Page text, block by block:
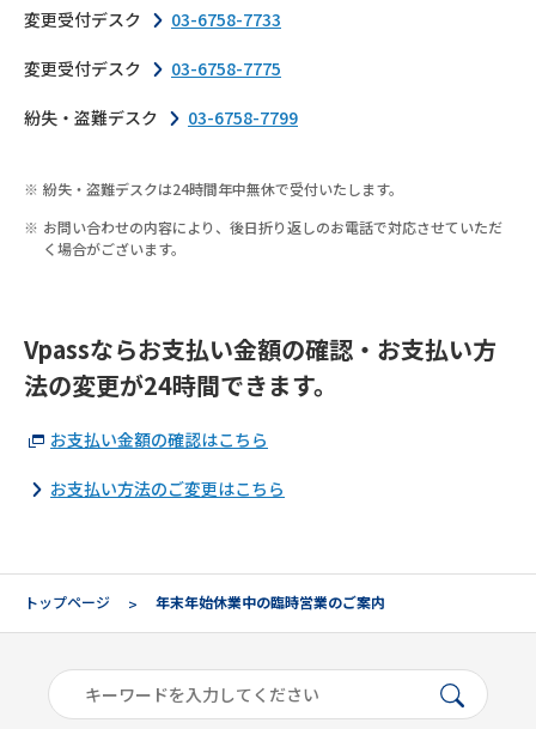
変更受付デスク 03-6758-7733
変更受付デスク 03-6758-7775
紛失・盗難デスク 03-6758-7799
紛失・盗難デスクは24時間年中無休で受付いたします。
お問い合わせの内容により、後日折り返しのお電話で対応させていただ
く場合がございます。
Vpassならお支払い金額の確認・お支払い方
法の変更が24時間できます。
お支払い金額の確認はこちら
お支払い方法のご変更はこちら
トップページ 年末年始休業中の臨時営業のご案内